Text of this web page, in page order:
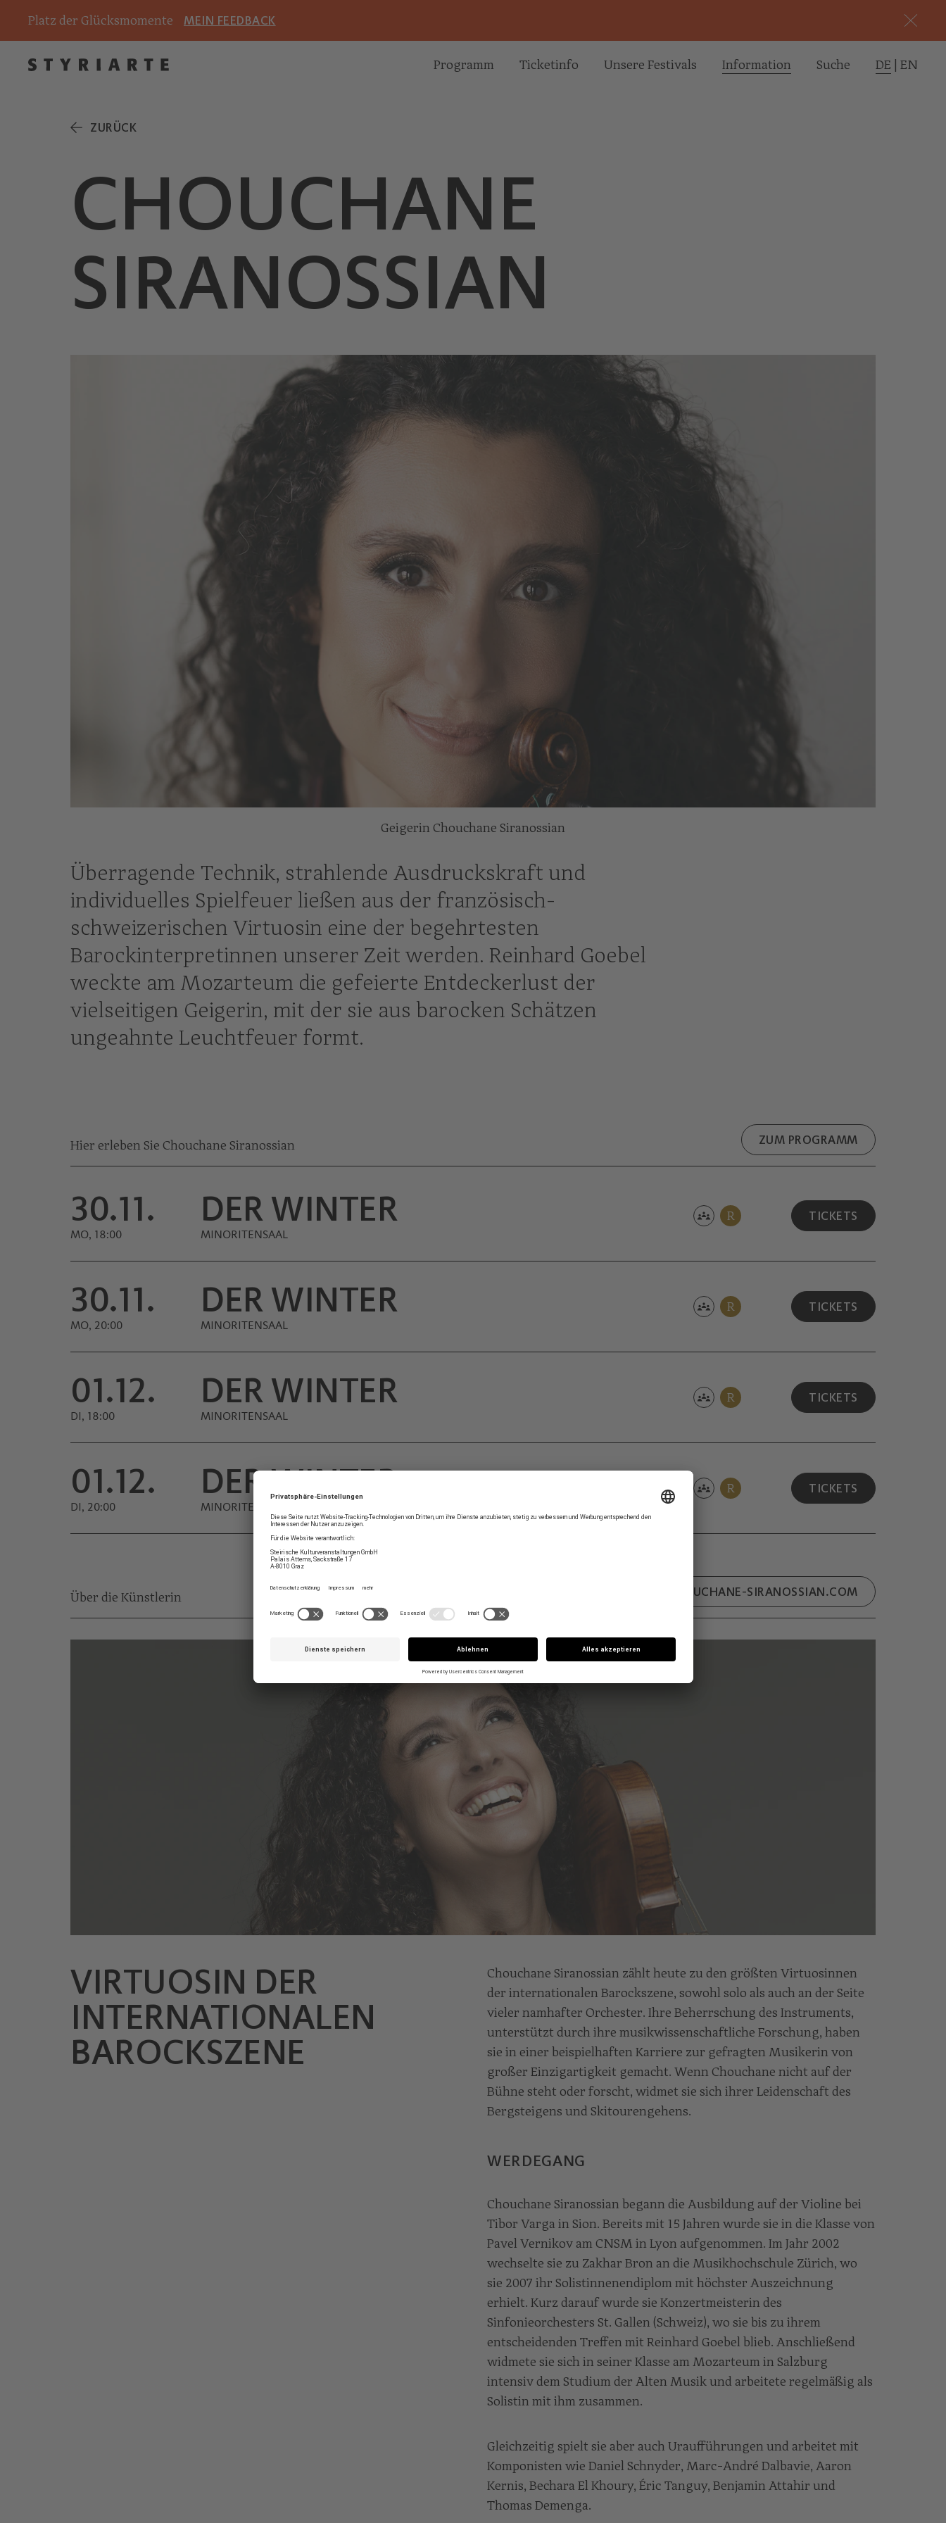
Platz der Glücksmomente MEIN FEEDBACK
Programm Ticketinfo Unsere Festivals Informa­tion Suche DE EN
ZURÜCK
CHOUCHANE
SIRANOSSIAN
Geigerin Chouchane Siranossian
Überragende Technik, strahlende Ausdruckskraft und
individuelles Spielfeuer ließen aus der französisch-
schweizerischen Virtuosin eine der begehrtesten
Barockinterpretinnen unserer Zeit werden. Reinhard Goebel
weckte am Mozarteum die gefeierte Entdeckerlust der
vielseitigen Geigerin, mit der sie aus barocken Schätzen
ungeahnte Leuchtfeuer formt.
Hier erleben Sie Chouchane Siranossian ZUM PROGRAMM
30.11.
MO, 18:00
DER WINTER
MINORITEN­SAAL
R TICKETS
30.11.
MO, 20:00
DER WINTER
MINORITEN­SAAL
R TICKETS
01.12.
DI, 18:00
DER WINTER
MINORITEN­SAAL
R TICKETS
01.12.
DI, 20:00
DER WINTER
MINORITEN­SAAL
R TICKETS
Über die Künstlerin CHOUCHANE-SIRANOSSIAN.COM
© Nikolaj Lund
VIRTUOSIN DER
INTERNATIONALEN
BAROCKSZENE
Chouchane Siranossian zählt heute zu den größten Virtuosinnen
der internationalen Barockszene, sowohl solo als auch an der Seite
vieler namhafter Orchester. Ihre Beherrschung des Instruments,
unterstützt durch ihre musikwissenschaftliche Forschung, haben
sie in einer beispielhaften Karriere zur gefragten Musikerin von
großer Einzigartigkeit gemacht. Wenn Chouchane nicht auf der
Bühne steht oder forscht, widmet sie sich ihrer Leidenschaft des
Bergsteigens und Skitourengehens.
WERDEGANG
Chouchane Siranossian begann die Ausbildung auf der Violine bei
Tibor Varga in Sion. Bereits mit 15 Jahren wurde sie in die Klasse von
Pavel Vernikov am CNSM in Lyon aufgenommen. Im Jahr 2002
wechselte sie zu Zakhar Bron an die Musikhochschule Zürich, wo
sie 2007 ihr Solistinnenendiplom mit höchster Auszeichnung
erhielt. Kurz darauf wurde sie Konzertmeisterin des
Sinfonieorchesters St. Gallen (Schweiz), wo sie bis zu ihrem
entscheidenden Treffen mit Reinhard Goebel blieb. Anschließend
widmete sie sich in seiner Klasse am Mozarteum in Salzburg
intensiv dem Studium der Alten Musik und arbeitete regelmäßig als
Solistin mit ihm zusammen.
Gleichzeitig spielt sie aber auch Uraufführungen und arbeitet mit
Komponisten wie Daniel Schnyder, Marc-André Dalbavie, Aaron
Kernis, Bechara El Khoury, Éric Tanguy, Benjamin Attahir und
Thomas Demenga.